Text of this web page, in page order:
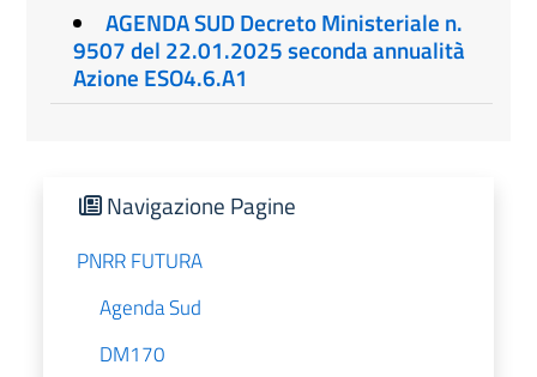
AGENDA SUD Decreto Ministeriale n.
9507 del 22.01.2025 seconda annualità
Azione ESO4.6.A1
Navigazione Pagine
PNRR FUTURA
Agenda Sud
DM170